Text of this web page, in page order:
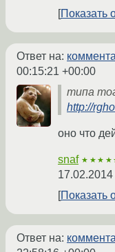
Показать
Ответ на:
00:15:21 +00:00
типа
http://
оно что
snaf
Показать
Ответ на: